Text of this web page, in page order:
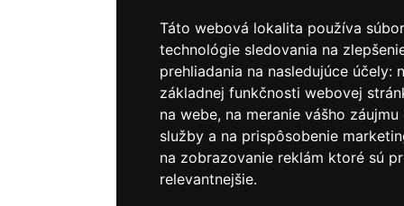
Táto webová lokalita používa
technológie sledovania na
prehliadania na nasledujúce účely:
základnej funkčnosti webovej
na webe, na meranie vášho
služby a na prispôsobenie
na zobrazovanie reklám ktoré sú
relevantnejšie.